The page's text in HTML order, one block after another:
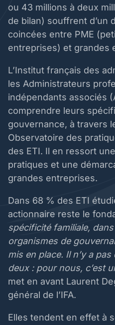
ou 43 millions à deux
de bilan) souffrent d’un
coincées entre PME
entreprises) et grandes
L’Institut français des
les Administrateurs
indépendants associés
comprendre leurs
gouvernance, à travers
Observatoire des
des ETI. Il en ressort
pratiques et une
grandes entreprises.
Dans 68 % des ETI
actionnaire reste le
spécificité familiale,
organismes de
mis en place. Il n’y a
deux : pour nous, c’est
met en avant Laurent
général de l’IFA.
Elles tendent en effet à